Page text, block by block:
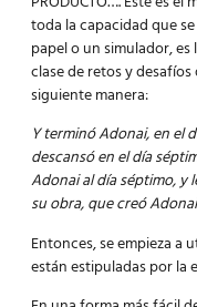
toda la capacidad que
papel o un simulador,
clase de retos y
siguiente manera:
Y terminó Adonai, en el
descansó en el día
Adonai al día séptimo, y
su obra, que creó
Entonces, se empieza a
están estipuladas por la